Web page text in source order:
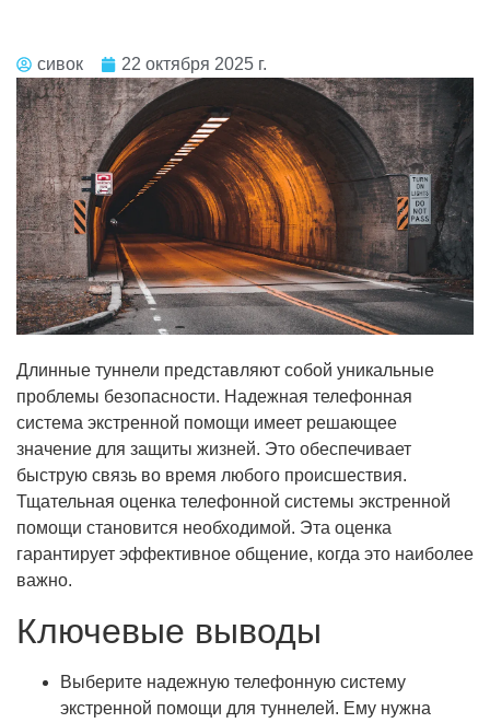
сивок 22 октября 2025 г.
Длинные туннели представляют собой уникальные
проблемы безопасности. Надежная телефонная
система экстренной помощи имеет решающее
значение для защиты жизней. Это обеспечивает
быструю связь во время любого происшествия.
Тщательная оценка телефонной системы экстренной
помощи становится необходимой. Эта оценка
гарантирует эффективное общение, когда это наиболее
важно.
Ключевые выводы
Выберите надежную телефонную систему
экстренной помощи для туннелей. Ему нужна